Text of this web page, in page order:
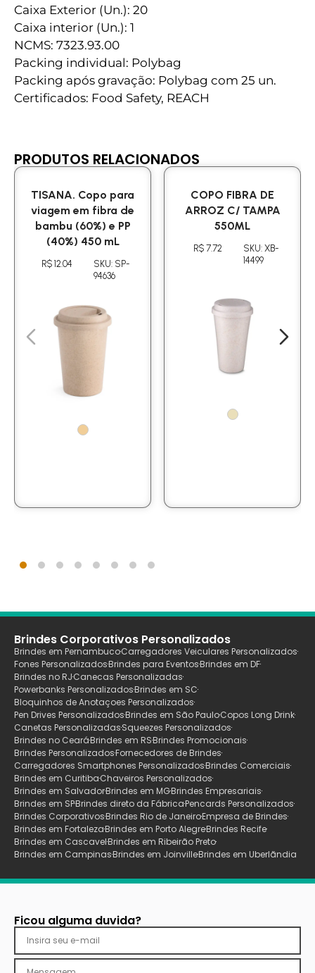
Caixa Exterior (Un.): 20
Caixa interior (Un.): 1
NCMS: 7323.93.00
Packing individual: Polybag
Packing após gravação: Polybag com 25 un.
Certificados: Food Safety, REACH
PRODUTOS RELACIONADOS
TISANA. Copo para
viagem em fibra de
bambu (60%) e PP
(40%) 450 mL
R$ 12.04
SKU: SP-
94636
COPO FIBRA DE
ARROZ C/ TAMPA
550ML
R$ 7.72
SKU: XB-
14499
Brindes Corporativos Personalizados
Brindes em PernambucoCarregadores Veiculares Personalizados
Fones PersonalizadosBrindes para EventosBrindes em DF
Brindes no RJCanecas Personalizadas
Powerbanks PersonalizadosBrindes em SC
Bloquinhos de Anotaçoes Personalizados
Pen Drives PersonalizadosBrindes em São PauloCopos Long Drink
Canetas PersonalizadasSqueezes Personalizados
Brindes no CearáBrindes em RSBrindes Promocionais
Brindes PersonalizadosFornecedores de Brindes
Carregadores Smartphones PersonalizadosBrindes Comerciais
Brindes em CuritibaChaveiros Personalizados
Brindes em SalvadorBrindes em MGBrindes Empresariais
Brindes em SPBrindes direto da FábricaPencards Personalizados
Brindes CorporativosBrindes Rio de JaneiroEmpresa de Brindes
Brindes em FortalezaBrindes em Porto AlegreBrindes Recife
Brindes em CascavelBrindes em Ribeirão Preto
Brindes em CampinasBrindes em JoinvilleBrindes em Uberlãndia
Ficou alguma duvida?